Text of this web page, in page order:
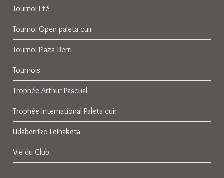
Tournoi Eté
Tournoi Open paleta cuir
Tournoi Plaza Berri
Tournois
Trophée Arthur Pascual
Trophée International Paleta cuir
Udaberriko Leihaketa
Vie du Club